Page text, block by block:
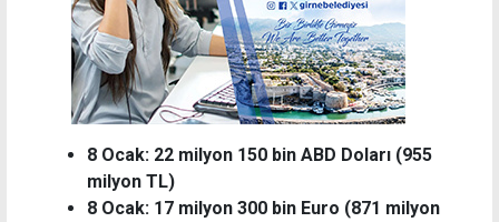
8 Ocak: 22 milyon 150 bin ABD Doları (955
milyon TL)
8 Ocak: 17 milyon 300 bin Euro (871 milyon